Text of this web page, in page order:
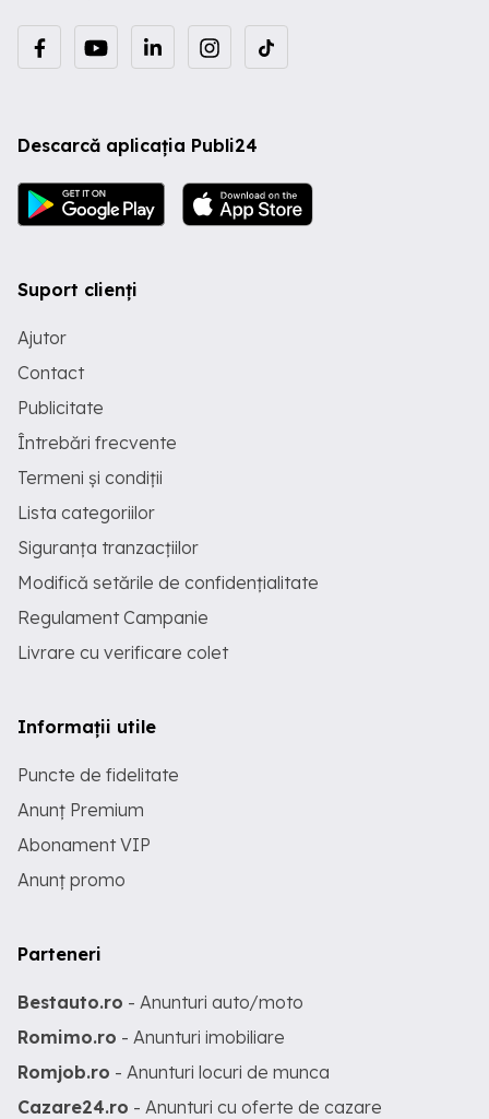
Descarcă aplicația Publi24
Suport clienți
Ajutor
Contact
Publicitate
Întrebări frecvente
Termeni și condiții
Lista categoriilor
Siguranța tranzacțiilor
Modifică setările de confidențialitate
Regulament Campanie
Livrare cu verificare colet
Informații utile
Puncte de fidelitate
Anunț Premium
Abonament VIP
Anunț promo
Parteneri
Bestauto.ro - Anunturi auto/moto
Romimo.ro - Anunturi imobiliare
Romjob.ro - Anunturi locuri de munca
Cazare24.ro - Anunturi cu oferte de cazare